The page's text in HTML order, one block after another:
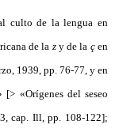
culto de la lengua en
de la zy de la çen
1939, pp. 76-77, y en
«Orígenes del seseo
cap. Ill, pp. 108-122];